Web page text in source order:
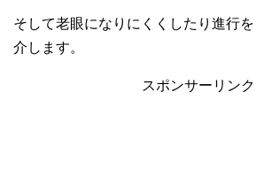
そして老眼になりにくくしたり進行
介します。
スポンサーリンク